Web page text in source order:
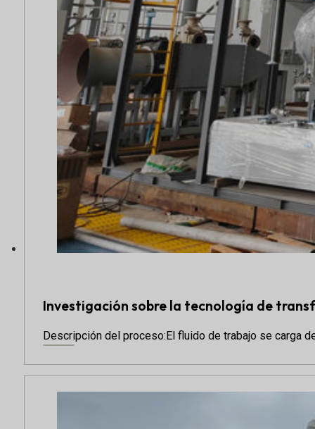
Investigación sobre la tecnología de
Descripción del proceso:El fluido de trabajo se carga